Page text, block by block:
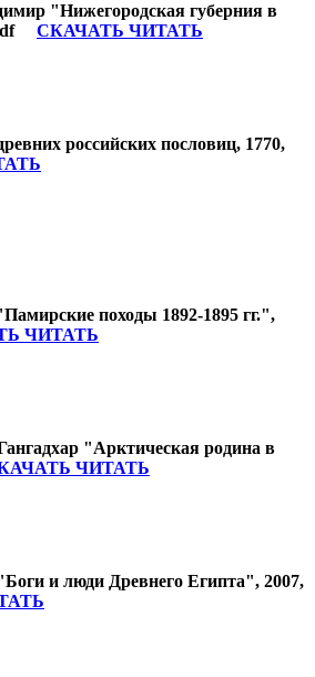
"Нижегородская губерния в
СКАЧАТЬ ЧИТАТЬ
российских пословиц, 1770,
походы 1892-1895 гг.",
ЧИТАТЬ
"Арктическая родина в
ЧИТАТЬ
и люди Древнего Египта", 2007,